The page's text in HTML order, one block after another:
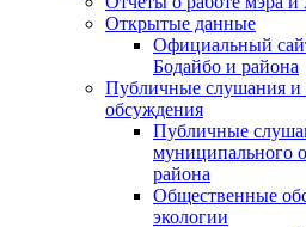
Открытые данные
Официальный
Бодайбо и района
Публичные слушания и
обсуждения
Публичные
муниципального
района
Общественные
экологии